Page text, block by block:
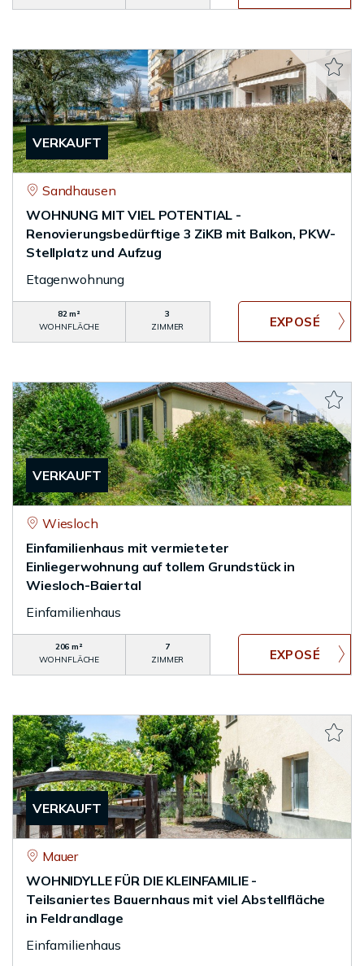
VERKAUFT
Sandhausen
WOHNUNG MIT VIEL POTENTIAL -
Renovierungsbedürftige 3 ZiKB mit Balkon, PKW-
Stellplatz und Aufzug
Etagenwohnung
82 m²
WOHNFLÄCHE
3
ZIMMER
VERKAUFT
Wiesloch
Einfamilienhaus mit vermieteter
Einliegerwohnung auf tollem Grundstück in
Wiesloch-Baiertal
Einfamilienhaus
206 m²
WOHNFLÄCHE
7
ZIMMER
VERKAUFT
Mauer
WOHNIDYLLE FÜR DIE KLEINFAMILIE -
Teilsaniertes Bauernhaus mit viel Abstellfläche
in Feldrandlage
Einfamilienhaus